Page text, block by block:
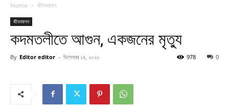
Home জীবনযাপন
জীবনযাপন
কদমতলীতে আগুন, একজনের মৃত্যু
By Editor editor - ডিসেম্বর ১৪, ২০২০ 0
978